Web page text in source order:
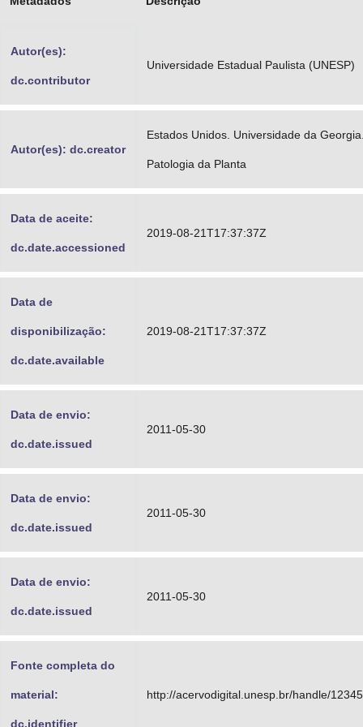
Banco Central do Brasil
Planalto
Autor(es):
dc.contributor
Universidade Estadual Paulista (UNESP)
Autor(es): dc.creator
Estados Unidos. Universidade da
Patologia da Planta
Data de aceite:
dc.date.accessioned
2019-08-21T17:37:37Z
Data de
disponibilização:
dc.date.available
2019-08-21T17:37:37Z
Data de envio:
dc.date.issued
2011-05-30
Data de envio:
dc.date.issued
2011-05-30
Data de envio:
dc.date.issued
2011-05-30
Fonte completa do
material:
dc.identifier
http://acervodigital.unesp.br/handle/